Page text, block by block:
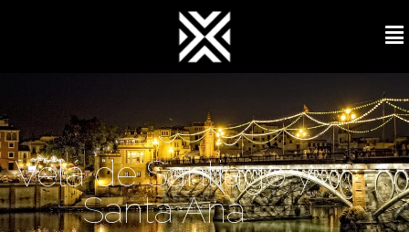
Velá de Santiago y
Santa Ana